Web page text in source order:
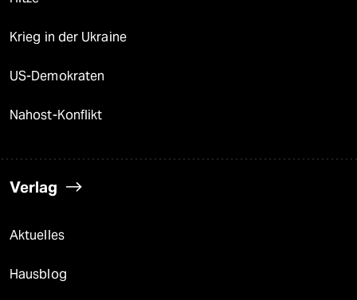
Krieg in der Ukraine
US-Demokraten
Nahost-Konflikt
Verlag
Aktuelles
Hausblog